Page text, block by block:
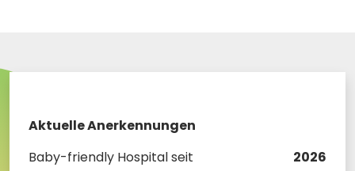
Aktuelle Anerkennungen
Baby-friendly Hospital seit
2026